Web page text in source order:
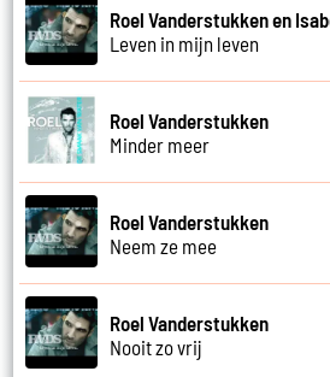
Roel Vanderstukken en
Leven in mijn leven
Roel Vanderstukken
Minder meer
Roel Vanderstukken
Neem ze mee
Roel Vanderstukken
Nooit zo vrij